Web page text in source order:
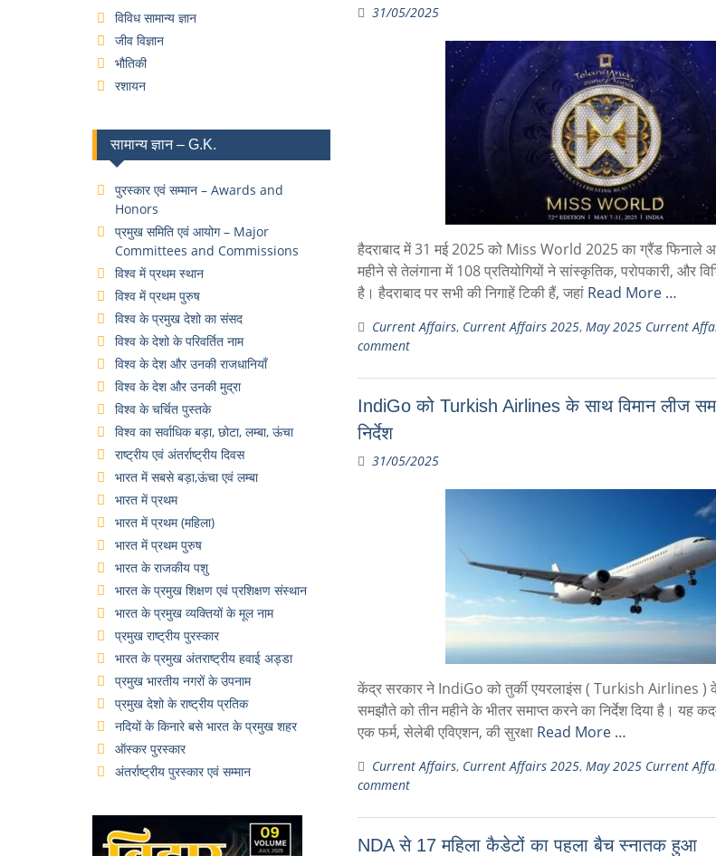
31/05/2025
हैदराबाद में 31 मई 2025 को Miss World 2025 का ग्रैंड फिनाले
महीने से तेलंगाना में 108 प्रतियोगियों ने सांस्कृतिक, परोपकारी, और
है। हैदराबाद पर सभी की निगाहें टिकी हैं, जहां Read More …
Current Affairs, Current Affairs 2025, May 2025 Current
comment
IndiGo को Turkish Airlines के साथ विमान लीज
निर्देश
31/05/2025
केंद्र सरकार ने IndiGo को तुर्की एयरलाइंस ( Turkish Airlines )
समझौते को तीन महीने के भीतर समाप्त करने का निर्देश दिया है। यह
एक फर्म, सेलेबी एविएशन, की सुरक्षा Read More …
Current Affairs, Current Affairs 2025, May 2025 Current
comment
NDA से 17 महिला कैडेटों का पहला बैच स्नातक हुआ
विविध सामान्य ज्ञान
जीव विज्ञान
भौतिकी
रशायन
सामान्य ज्ञान – G.K.
पुरस्कार एवं सम्मान – Awards and
Honors
प्रमुख समिति एवं आयोग – Major
Committees and Commissions
विश्व में प्रथम स्थान
विश्व में प्रथम पुरुष
विश्व के प्रमुख देशो का संसद
विश्व के देशो के परिवर्तित नाम
विश्व के देश और उनकी राजधानियाँ
विश्व के देश और उनकी मुद्रा
विश्व के चर्चित पुस्तके
विश्व का सर्वाधिक बड़ा, छोटा, लम्बा, ऊंचा
राष्ट्रीय एवं अंतर्राष्ट्रीय दिवस
भारत में सबसे बड़ा,ऊंचा एवं लम्बा
भारत में प्रथम
भारत में प्रथम (महिला)
भारत में प्रथम पुरुष
भारत के राजकीय पशु
भारत के प्रमुख शिक्षण एवं प्रशिक्षण संस्थान
भारत के प्रमुख व्यक्तियों के मूल नाम
प्रमुख राष्ट्रीय पुरस्कार
भारत के प्रमुख अंतराष्ट्रीय हवाई अड्डा
प्रमुख भारतीय नगरों के उपनाम
प्रमुख देशो के राष्ट्रीय प्रतिक
नदियों के किनारे बसे भारत के प्रमुख शहर
ऑस्कर पुरस्कार
अंतर्राष्ट्रीय पुरस्कार एवं सम्मान